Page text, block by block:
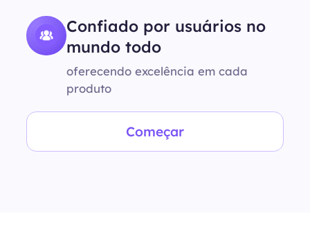
Confiado por usuários no
mundo todo
oferecendo excelência em cada
produto
Começar